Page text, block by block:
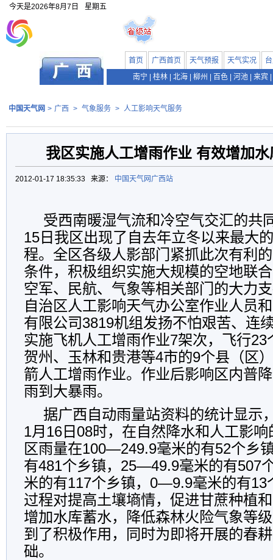
今天是2026年8月7日 星期五
首页 广西首页 天气预报 天气实况
南宁
桂林 北海 柳州 百色 河池 来宾
中国天气网 > 广西 > 气象服务 > 人工影响天气服务
我区实施人工增雨作业 有效增加
2012-01-17 18:35:33 来源： 中国天气网广西站
受西南暖湿气流和冷空气交汇的共
15日我区出现了自去年立冬以来最大
程。全区各级人影部门紧抓此次有利
条件，积极组织实施大规模的空地联
空军、民航、气象等相关部门的大力
自治区人工影响天气办公室作业人员
有限公司3819机组发扬不怕艰苦、连
实施飞机人工增雨作业7架次，飞行23
贺州、玉林和贵港等4市的9个县（区
箭人工增雨作业。作业后影响区内普
雨到大暴雨。
据广西自动雨量站资料的统计显示
1月16日08时，在自然降水和人工影
区雨量在100—249.9毫米的有52个乡
有481个乡镇，25—49.9毫米的有507
米的有117个乡镇，0—9.9毫米的有13
过程对提高土壤墒情，促进甘蔗种植
增加水库蓄水，降低森林火险气象等
到了积极作用，同时为即将开展的春
础。